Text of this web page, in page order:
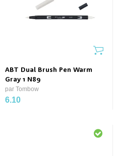
ABT Dual Brush Pen Warm
Gray 1 N89
par Tombow
6.10